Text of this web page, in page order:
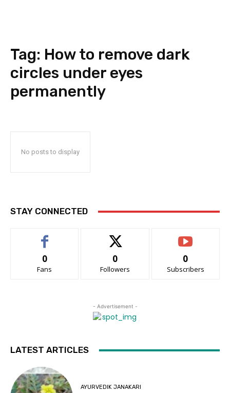
Tag: How to remove dark
circles under eyes
permanently
No posts to display
STAY CONNECTED
0
Fans
0
Followers
0
Subscribers
- Advertisement -
LATEST ARTICLES
AYURVEDIK JANAKARI